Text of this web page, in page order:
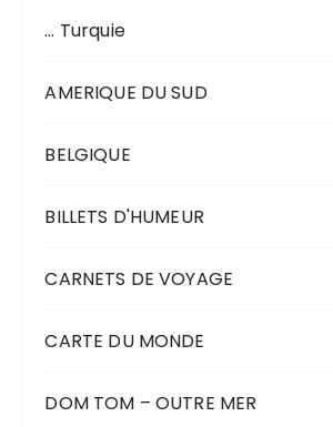
… Turquie
AMERIQUE DU SUD
BELGIQUE
BILLETS D'HUMEUR
CARNETS DE VOYAGE
CARTE DU MONDE
DOM TOM – OUTRE MER